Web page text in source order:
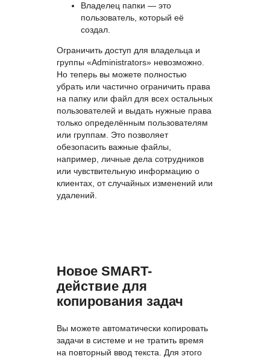
Владелец папки — это
пользователь, который её
создал.
Ограничить доступ для владельца и
группы «Administrators» невозможно.
Но теперь вы можете полностью
убрать или частично ограничить права
на папку или файл для всех остальных
пользователей и выдать нужные права
только определённым пользователям
или группам. Это позволяет
обезопасить важные файлы,
например, личные дела сотрудников
или чувствительную информацию о
клиентах, от случайных изменений или
удалений.
Новое SMART-
действие для
копирования задач
Вы можете автоматически копировать
задачи в системе и не тратить время
на повторный ввод текста. Для этого